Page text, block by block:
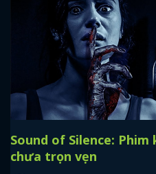
Sound of Silence:
chưa trọn vẹn